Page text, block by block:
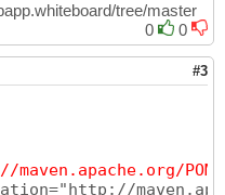
<property name=
tree/master
0
0
#3